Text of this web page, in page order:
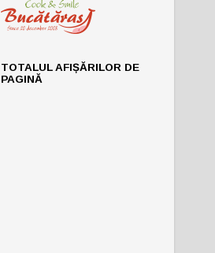
TOTALUL AFIȘĂRILOR DE
PAGINĂ